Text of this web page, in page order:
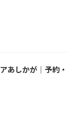
あしかが｜予約・